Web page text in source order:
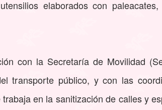
elaborados con
con la Secretaría de Movilidad
transporte público, y con las
en la sanitización de calles y